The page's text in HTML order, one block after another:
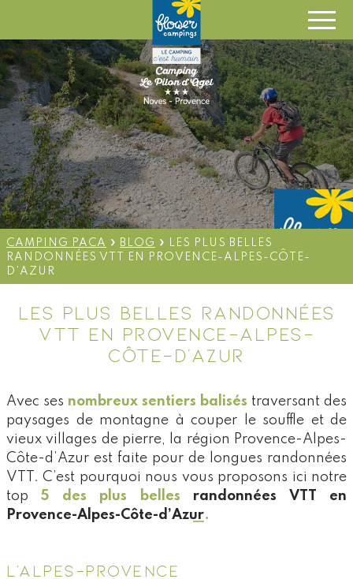
OUVERT DU 28 AVRIL AU 6
SEPTEMBRE 2026 - ARRIVÉE
CAMPING 14H/ LOCATION 16H
CAMPING PACA » BLOG »
LES PLUS BELLES
RANDONNÉES VTT EN PROVENCE-ALPES-CÔTE-
D’AZUR
LES PLUS BELLES RANDONNÉES
VTT EN PROVENCE-ALPES-
CÔTE-D’AZUR
Avec ses nombreux sentiers balisés traversant des
paysages de montagne à couper le souffle et de
vieux villages de pierre, la région Provence-Alpes-
Côte-d’Azur est faite pour de longues randonnées
VTT. C’est pourquoi nous vous proposons ici notre
top5 des plus belles randonnées VTT en
Provence-Alpes-Côte-d’Azur.
L’ALPES-PROVENCE